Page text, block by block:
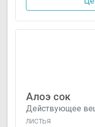
Алоэ сок
Действующее
листья